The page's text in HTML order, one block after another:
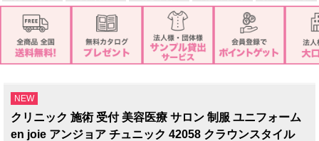
NEW
クリニック 施術 受付 美容医療 サロン 制服 ユニフォーム
en joie アンジョア チュニック 42058 クラウンスタイル